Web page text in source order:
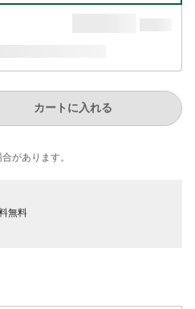
カートに入れる
が​あります。
無料